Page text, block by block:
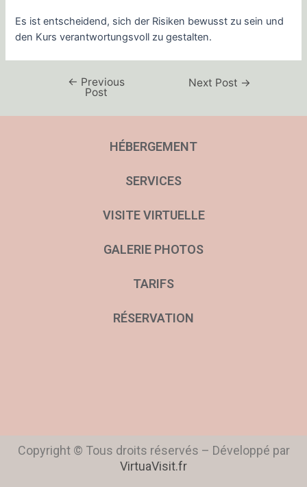
Es ist entscheidend, sich der Risiken bewusst zu sein und
den Kurs verantwortungsvoll zu gestalten.
← Previous
Post
Next Post →
HÉBERGEMENT
SERVICES
VISITE VIRTUELLE
GALERIE PHOTOS
TARIFS
RÉSERVATION
Copyright © Tous droits réservés – Développé par
VirtuaVisit.fr